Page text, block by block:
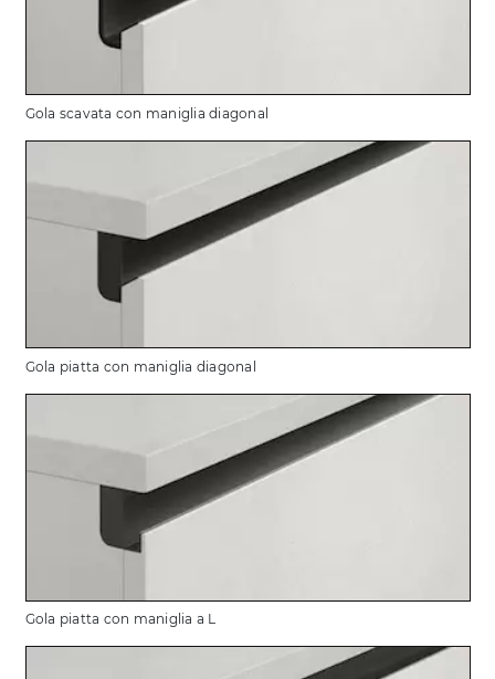
Gola scavata con maniglia diagonal
Gola piatta con maniglia diagonal
Gola piatta con maniglia a L